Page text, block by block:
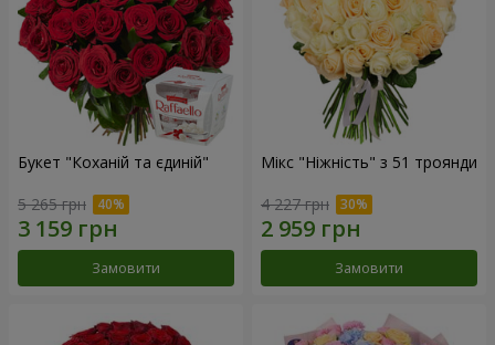
Букет "Коханій та єдиній"
5 265 грн
Замовити
Мікс "Ніжність" з 51 троянди
4 227 грн
Замовити